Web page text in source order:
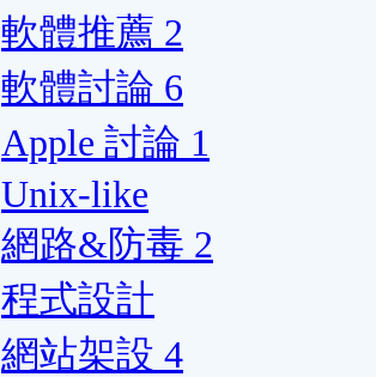
軟體推薦 2
軟體討論 6
Apple 討論 1
Unix-like
網路&防毒 2
程式設計
網站架設 4